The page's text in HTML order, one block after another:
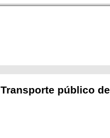
público de